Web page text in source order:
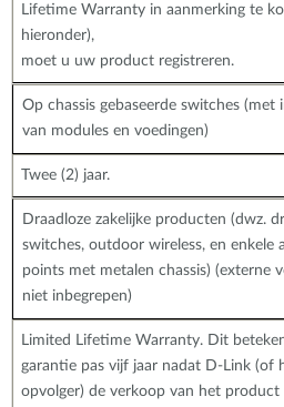
Lifetime Warranty in aanmerking te
hieronder),
moet u uw product registreren.
Op chassis gebaseerde switches (met
van modules en voedingen)
Twee (2) jaar.
Draadloze zakelijke producten (dwz.
switches, outdoor wireless, en enkele
points met metalen chassis) (externe
niet inbegrepen)
Limited Lifetime Warranty. Dit
garantie pas vijf jaar nadat D-Link (of
opvolger) de verkoop van het product